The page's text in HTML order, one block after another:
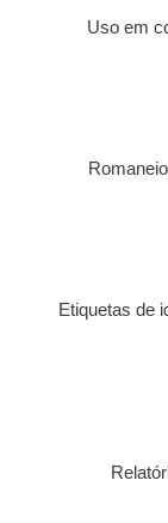
Uso em
Etiquetas de